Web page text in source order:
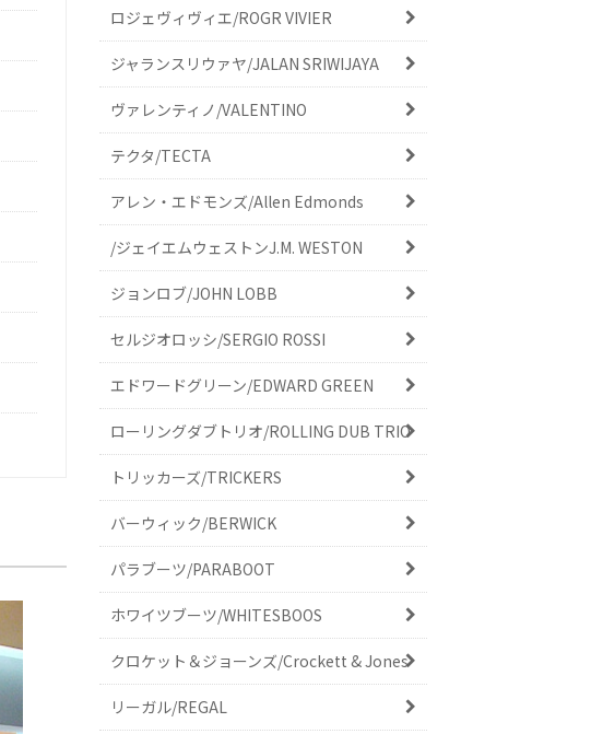
ロジェヴィヴィエ/ROGR VIVIER
ジャランスリウァヤ/JALAN SRIWIJAYA
ヴァレンティノ/VALENTINO
テクタ/TECTA
アレン・エドモンズ/Allen Edmonds
/ジェイエムウェストンJ.M. WESTON
ジョンロブ/JOHN LOBB
セルジオロッシ/SERGIO ROSSI
エドワードグリーン/EDWARD GREEN
ローリングダブトリオ/ROLLING DUB TRIO
トリッカーズ/TRICKERS
バーウィック/BERWICK
パラブーツ/PARABOOT
ホワイツブーツ/WHITESBOOS
クロケット＆ジョーンズ/Crockett & Jones
リーガル/REGAL